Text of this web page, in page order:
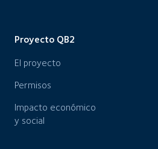
Proyecto QB2
El proyecto
Permisos
Impacto económico
y social